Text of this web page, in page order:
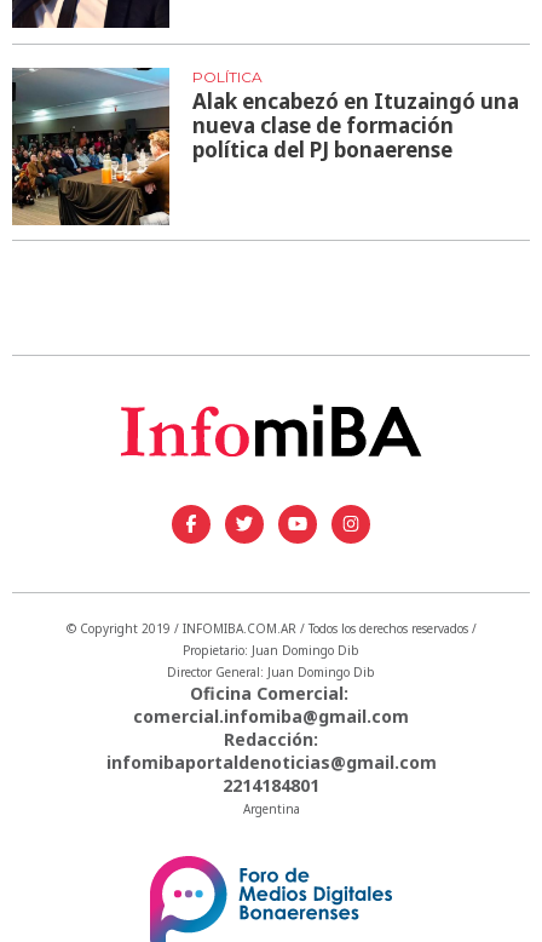
POLÍTICA
Alak encabezó en Ituzaingó una
nueva clase de formación
política del PJ bonaerense
© Copyright 2019 / INFOMIBA.COM.AR / Todos los derechos reservados /
Propietario: Juan Domingo Dib
Director General: Juan Domingo Dib
Oficina Comercial:
comercial.infomiba@gmail.com
Redacción:
infomibaportaldenoticias@gmail.com
2214184801
Argentina